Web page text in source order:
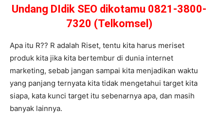
Undang DIdik SEO dikotamu 0821-3800-
7320 (Telkomsel)
Apa itu R?? R adalah Riset, tentu kita harus meriset
produk kita jika kita bertembur di dunia internet
marketing, sebab jangan sampai kita menjadikan waktu
yang panjang ternyata kita tidak mengetahui target kita
siapa, kata kunci target itu sebenarnya apa, dan masih
banyak lainnya.